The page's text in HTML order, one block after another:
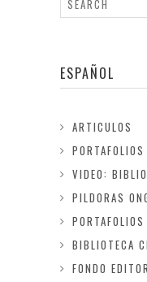
ESPAÑOL
ARTICULOS
VIDEO:
PILDORAS
BIBLIOTECA
FONDO